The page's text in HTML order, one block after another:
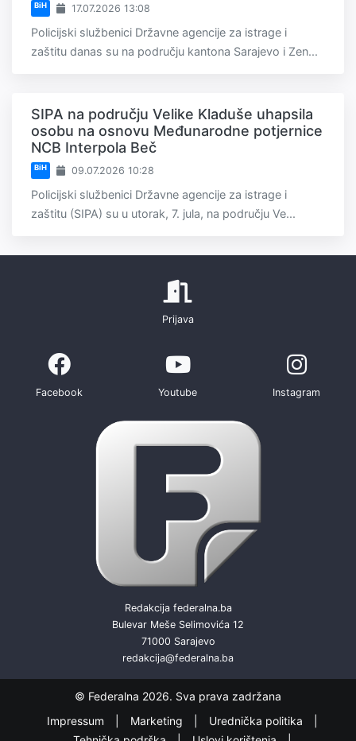
BiH 17.07.2026 13:08
Policijski službenici Državne agencije za istrage i
zaštitu danas su na području kantona Sarajevo i Zen...
SIPA na području Velike Kladuše uhapsila
osobu na osnovu Međunarodne potjernice
NCB Interpola Beč
BiH 09.07.2026 10:28
Policijski službenici Državne agencije za istrage i
zaštitu (SIPA) su u utorak, 7. jula, na području Ve...
Prijava
Facebook Youtube Instagram
Redakcija federalna.ba
Bulevar Meše Selimovića 12
71000 Sarajevo
redakcija@federalna.ba
© Federalna 2026. Sva prava zadržana
Impressum
Marketing
Urednička politika